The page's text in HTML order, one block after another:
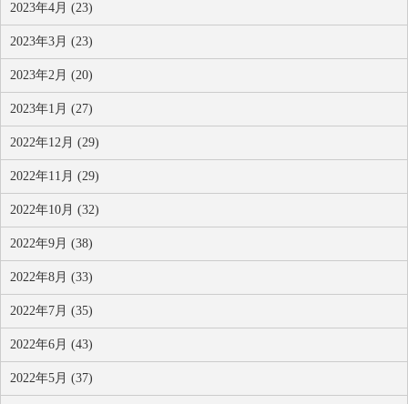
2023年4月 (23)
2023年3月 (23)
2023年2月 (20)
2023年1月 (27)
2022年12月 (29)
2022年11月 (29)
2022年10月 (32)
2022年9月 (38)
2022年8月 (33)
2022年7月 (35)
2022年6月 (43)
2022年5月 (37)